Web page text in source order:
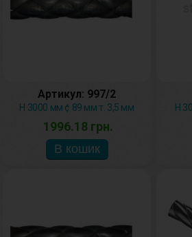
Артикул: 997/2
H 3000 мм ¢ 89 мм т. 3,5 мм
1996.18 грн.
H